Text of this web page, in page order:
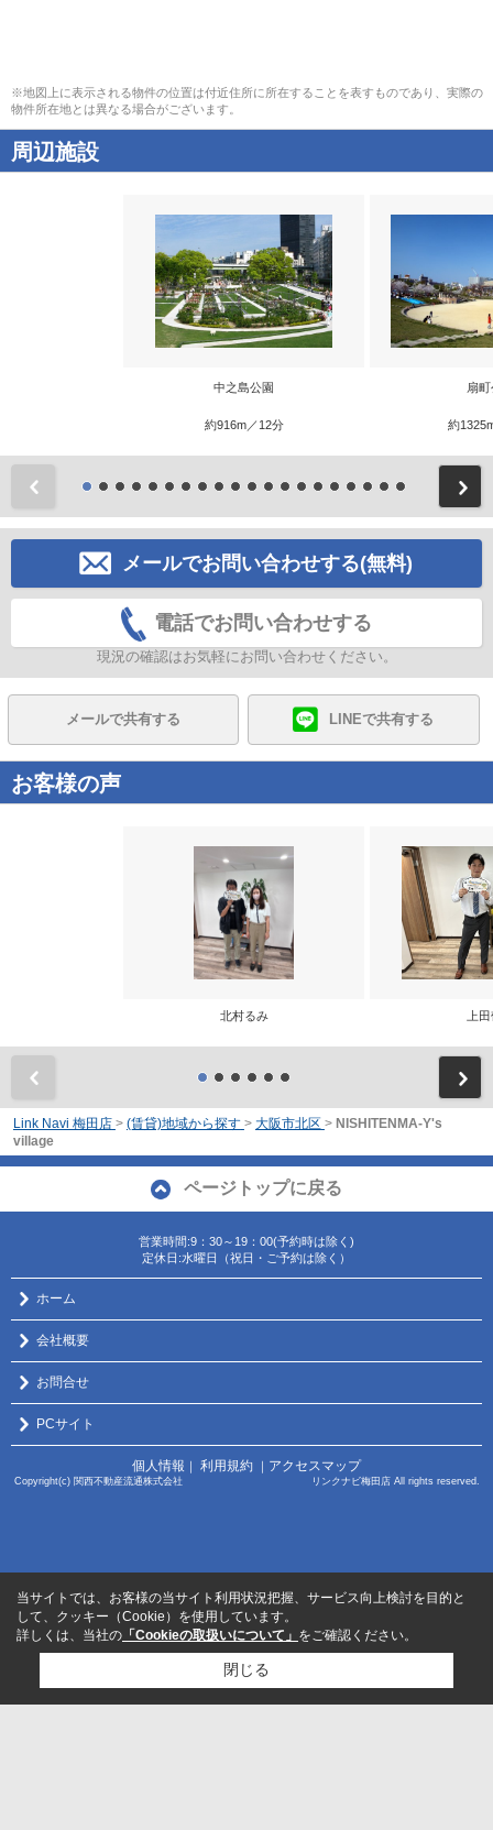
※地図上に表示される物件の位置は付近住所に所在することを表すものであり、実際の
物件所在地とは異なる場合がございます。
周辺施設
中之島公園
約916m／12分
扇
約
メールでお問い合わせする(無料)
電話でお問い合わせする
現況の確認はお気軽にお問い合わせください。
メールで共有する LINEで共有する
お客様の声
北村るみ 上
Link Navi 梅田店 > (賃貸)地域から探す > 大阪市北区 > NISHITENMA-Y's
village
ページトップに戻る
営業時間:9：30～19：00(予約時は除く)
定休日:水曜日（祝日・ご予約は除く）
ホーム
会社概要
お問合せ
PCサイト
個人情報 利用規約 アクセスマップ
Copyright(c) 関西不動産流通株式会社 リンクナビ梅田店 All rights reserved.
当サイトでは、お客様の当サイト利用状況把握、サービス向上検討を目的と
して、クッキー（Cookie）を使用しています。
詳しくは、当社の 「Cookieの取扱いについて」 をご確認ください。
閉じる